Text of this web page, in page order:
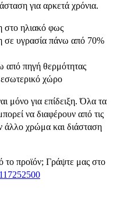
για αρκετά χρόνια.
στο ηλιακό φως
σε υγρασία πάνω από 70%
από πηγή θερμότητας
χώρο
μόνο για επίδειξη. Όλα τα
να διαφέρουν από τις
άλλο χρώμα και διάσταση
το προϊόν; Γράψτε μας στο